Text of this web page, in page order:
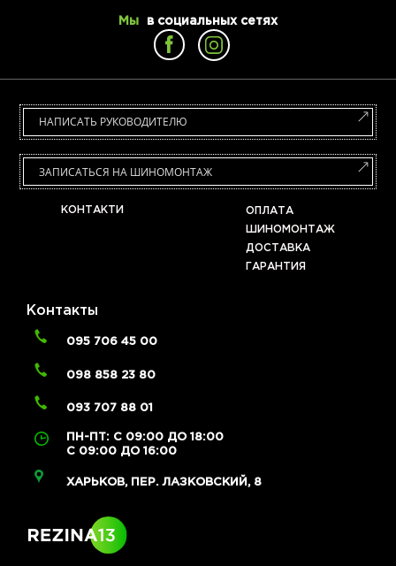
Мы в социальных сетях
НАПИСАТЬ РУКОВОДИТЕЛЮ
ЗАПИСАТЬСЯ НА ШИНОМОНТАЖ
КОНТАКТИ
ОПЛАТА
ШИНОМОНТАЖ
ДОСТАВКА
ГАРАНТИЯ
Контакты
095 706 45 00
098 858 23 80
093 707 88 01
ПН-ПТ: С 09:00 ДО 18:00
С 09:00 ДО 16:00
ХАРЬКОВ, ПЕР. ЛАЗКОВСКИЙ, 8